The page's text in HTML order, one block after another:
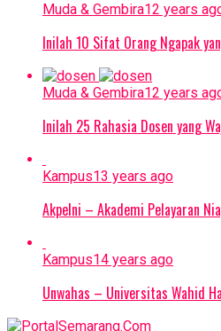
Muda & Gembira12 years
Inilah 10 Sifat Orang Ngapak
Muda & Gembira12 years
Inilah 25 Rahasia Dosen yang
Kampus13 years ago
Akpelni – Akademi Pelayaran
Kampus14 years ago
Unwahas – Universitas Wahid